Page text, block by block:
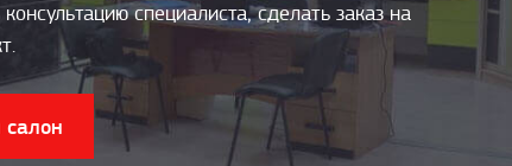
специалиста, сделать заказ на